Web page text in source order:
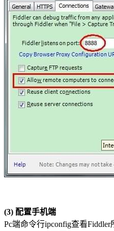
(3) 配置手机端
Pc端命令行ipconfig查看